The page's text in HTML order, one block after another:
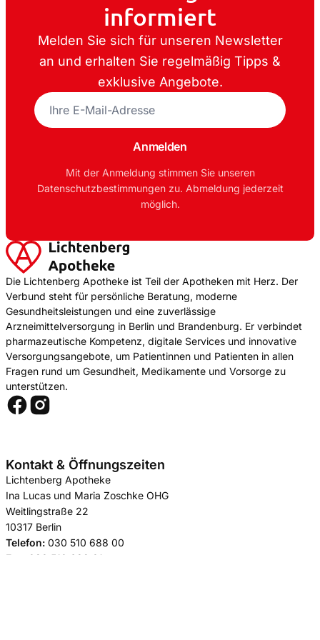
informiert
Melden Sie sich für unseren Newsletter
an und erhalten Sie regelmäßig Tipps &
exklusive Angebote.
E-
Mail-
Anmelden
Mit der Anmeldung stimmen Sie unseren
Datenschutzbestimmungen zu. Abmeldung jederzeit
möglich.
Die Lichtenberg Apotheke ist Teil der Apotheken mit Herz. Der
Verbund steht für persönliche Beratung, moderne
Gesundheitsleistungen und eine zuverlässige
Arzneimittelversorgung in Berlin und Brandenburg. Er verbindet
pharmazeutische Kompetenz, digitale Services und innovative
Versorgungsangebote, um Patientinnen und Patienten in allen
Fragen rund um Gesundheit, Medikamente und Vorsorge zu
unterstützen.
Kontakt & Öffnungszeiten
Lichtenberg Apotheke
Ina Lucas und Maria Zoschke OHG
Weitlingstraße 22
10317 Berlin
Telefon: 030 510 688 00
Fax:
030 510 688 01